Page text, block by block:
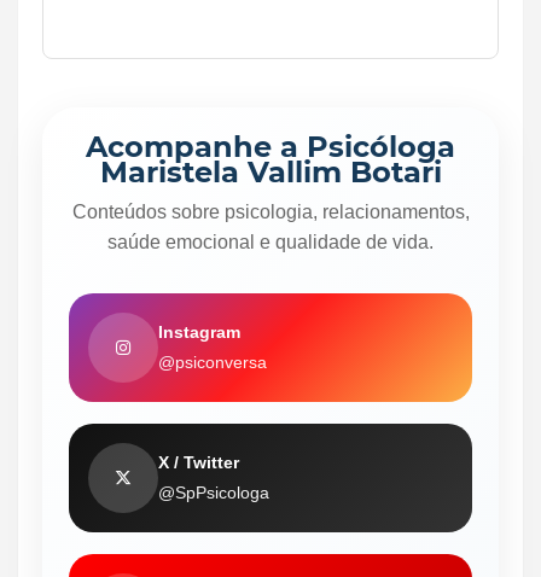
Acompanhe a Psicóloga
Maristela Vallim Botari
Conteúdos sobre psicologia, relacionamentos,
saúde emocional e qualidade de vida.
Instagram
@psiconversa
X / Twitter
@SpPsicologa